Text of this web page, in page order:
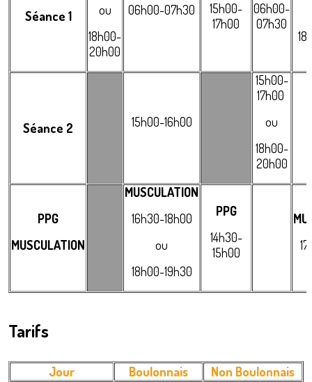
Séance 1
ou
18h00-
20h00
06h00-07h30
15h00-
17h00
06h00-
07h30
Séance 2 15h00-16h00
15h00-
17h00
ou
18h00-
20h00
PPG
MUSCULATION
MUSCULATION
16h30-18h00
ou
18h00-19h30
PPG
14h30-
15h00
Tarifs
Jour Boulonnais
Non Boulonnais